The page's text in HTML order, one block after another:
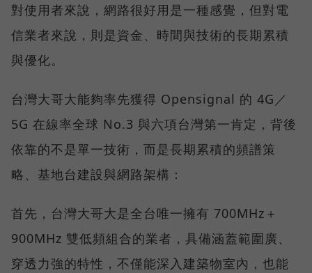
對使用者來說，網路很好用是一種感覺，但對電
信業者來說，則是資金、時間與技術的長期累積
與優化。
台灣大哥大能夠率先獲得 Opensignal 的 4G／
5G 在線率全球 No.3 與六項台灣第一肯定，背後
依靠的不是單一技術，而是長期累積的頻譜策
略、基地台建設與網路架構：
首先，台灣大哥大是全台唯一擁有 700MHz＋
900MHz 雙低頻組合的業者，具備涵蓋範圍廣、
穿透力強的特性，不僅能深入建築物室內，也能